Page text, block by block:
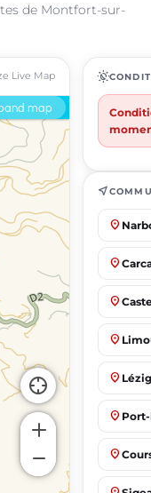
de Montfort-sur-
Live Map routine
near_me
place
place
place
place
place
place
place